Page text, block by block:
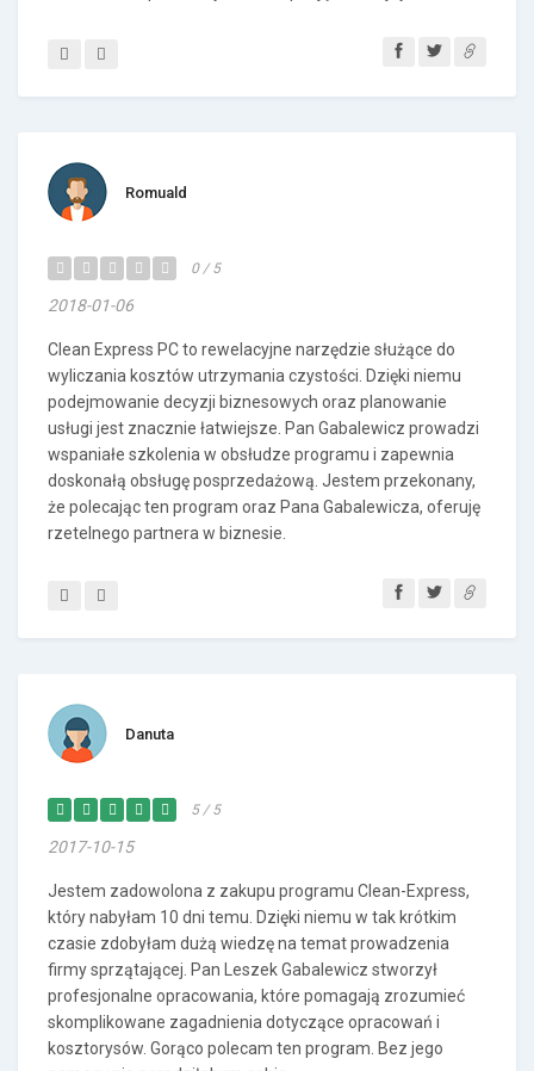
Romuald
0 / 5
2018-01-06
Clean Express PC to rewelacyjne narzędzie służące do
wyliczania kosztów utrzymania czystości. Dzięki niemu
podejmowanie decyzji biznesowych oraz planowanie
usługi jest znacznie łatwiejsze. Pan Gabalewicz prowadzi
wspaniałe szkolenia w obsłudze programu i zapewnia
doskonałą obsługę posprzedażową. Jestem przekonany,
że polecając ten program oraz Pana Gabalewicza, oferuję
rzetelnego partnera w biznesie.
Danuta
5 / 5
2017-10-15
Jestem zadowolona z zakupu programu Clean-Express,
który nabyłam 10 dni temu. Dzięki niemu w tak krótkim
czasie zdobyłam dużą wiedzę na temat prowadzenia
firmy sprzątającej. Pan Leszek Gabalewicz stworzył
profesjonalne opracowania, które pomagają zrozumieć
skomplikowane zagadnienia dotyczące opracowań i
kosztorysów. Gorąco polecam ten program. Bez jego